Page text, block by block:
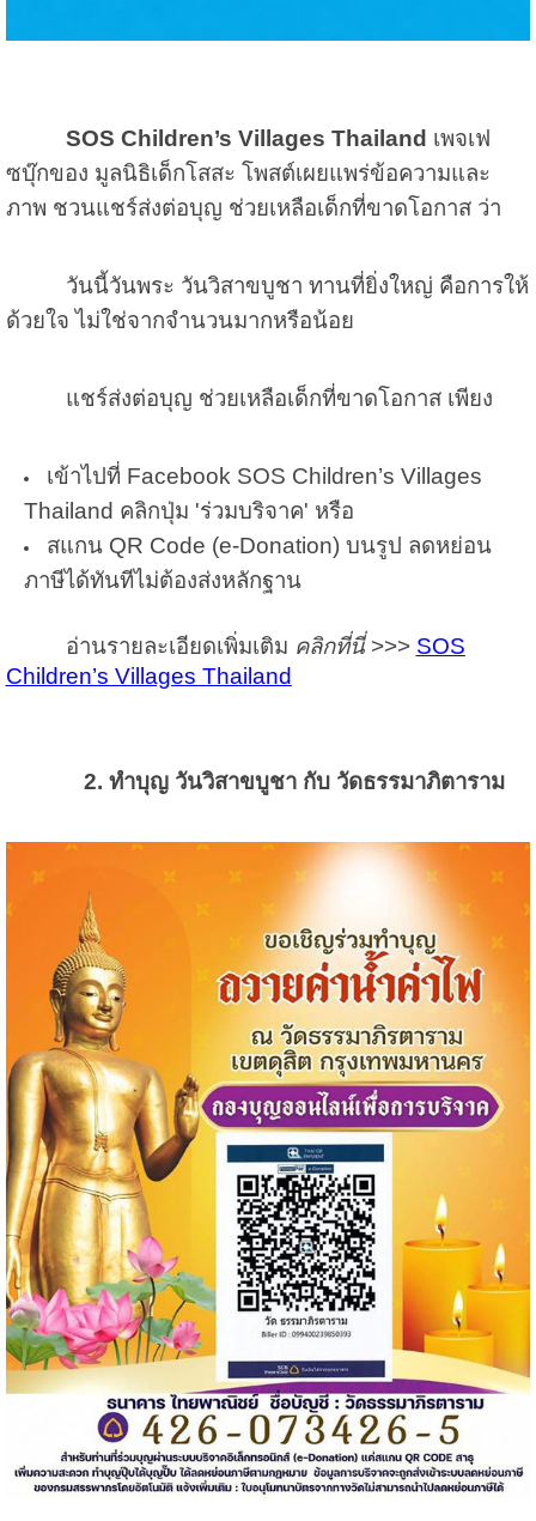
SOS Children’s Villages Thailand เพจเฟ
ซบุ๊กของ มูลนิธิเด็กโสสะ โพสต์เผยแพร่ข้อความและ
ภาพ ชวนแชร์ส่งต่อบุญ ช่วยเหลือเด็กที่ขาดโอกาส ว่า
วันนี้วันพระ วันวิสาขบูชา ทานที่ยิ่งใหญ่ คือการให้
ด้วยใจ ไม่ใช่จากจำนวนมากหรือน้อย
แชร์ส่งต่อบุญ ช่วยเหลือเด็กที่ขาดโอกาส เพียง
เข้าไปที่ Facebook SOS Children’s Villages
Thailand คลิกปุ่ม 'ร่วมบริจาค' หรือ
สแกน QR Code (e-Donation) บนรูป ลดหย่อน
ภาษีได้ทันทีไม่ต้องส่งหลักฐาน
อ่านรายละเอียดเพิ่มเติม คลิกที่นี่>>> SOS
Children’s Villages Thailand
2. ทำบุญ วันวิสาขบูชา กับ วัดธรรมาภิตาราม